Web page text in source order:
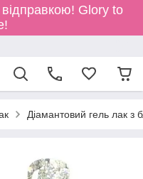
Glory to
Діамантовий гель лак з